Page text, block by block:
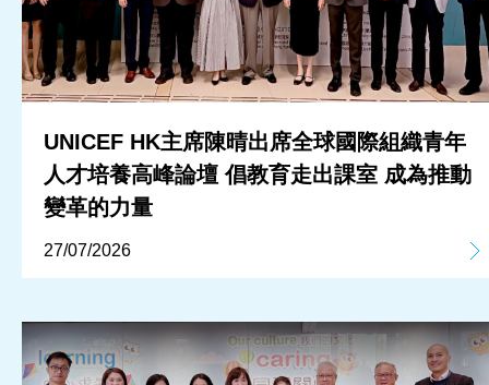
UNICEF HK主席陳晴出席全球國際組織青年
人才培養高峰論壇 倡教育走出課室 成為推動
變革的力量
27/07/2026